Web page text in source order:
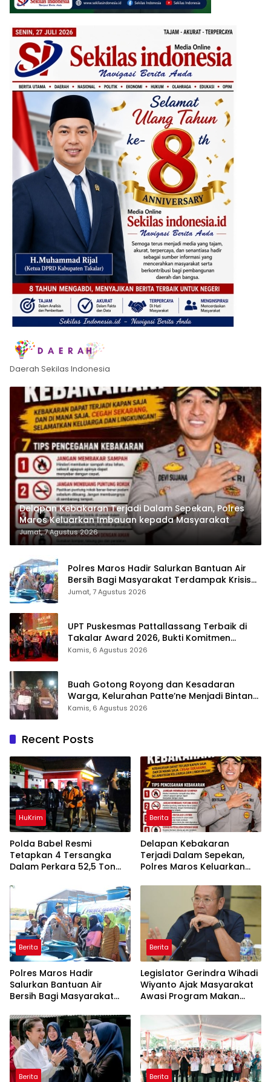
Daerah Sekilas Indonesia
Delapan Kebakaran Terjadi Dalam Sepekan, Polres
Maros Keluarkan Imbauan kepada Masyarakat
Jumat, 7 Agustus 2026
Polres Maros Hadir Salurkan Bantuan Air
Bersih Bagi Masyarakat Terdampak Krisis
Air Bersih Di Maros
Jumat, 7 Agustus 2026
UPT Puskesmas Pattallassang Terbaik di
Takalar Award 2026, Bukti Komitmen
Hadirkan Pelayanan Kesehatan Berkualitas
Kamis, 6 Agustus 2026
Buah Gotong Royong dan Kesadaran
Warga, Kelurahan Patte’ne Menjadi Bintang
Takalar Award 2026
Kamis, 6 Agustus 2026
Recent Posts
HuKrim
Polda Babel Resmi
Tetapkan 4 Tersangka
Dalam Perkara 52,5 Ton
Belitung
Berita
Delapan Kebakaran
Terjadi Dalam Sepekan,
Polres Maros Keluarkan
Masyarakat
Berita
Polres Maros Hadir
Salurkan Bantuan Air
Bersih Bagi Masyarakat
Di Maros
Berita
Legislator Gerindra Wihadi
Wiyanto Ajak Masyarakat
Awasi Program Makan
Sasaran
Berita Berita